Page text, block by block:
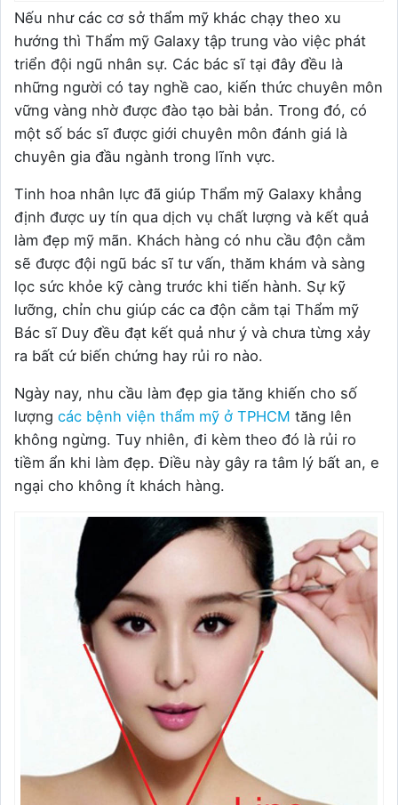
Nếu như các cơ sở thẩm mỹ khác chạy theo xu
hướng thì Thẩm mỹ Galaxy tập trung vào việc phát
triển đội ngũ nhân sự. Các bác sĩ tại đây đều là
những người có tay nghề cao, kiến thức chuyên môn
vững vàng nhờ được đào tạo bài bản. Trong đó, có
một số bác sĩ được giới chuyên môn đánh giá là
chuyên gia đầu ngành trong lĩnh vực.
Tinh hoa nhân lực đã giúp Thẩm mỹ Galaxy khẳng
định được uy tín qua dịch vụ chất lượng và kết quả
làm đẹp mỹ mãn. Khách hàng có nhu cầu độn cằm
sẽ được đội ngũ bác sĩ tư vấn, thăm khám và sàng
lọc sức khỏe kỹ càng trước khi tiến hành. Sự kỹ
lưỡng, chỉn chu giúp các ca độn cằm tại Thẩm mỹ
Bác sĩ Duy đều đạt kết quả như ý và chưa từng xảy
ra bất cứ biến chứng hay rủi ro nào.
Ngày nay, nhu cầu làm đẹp gia tăng khiến cho số
lượng các bệnh viện thẩm mỹ ở TPHCM tăng lên
không ngừng. Tuy nhiên, đi kèm theo đó là rủi ro
tiềm ẩn khi làm đẹp. Điều này gây ra tâm lý bất an, e
ngại cho không ít khách hàng.